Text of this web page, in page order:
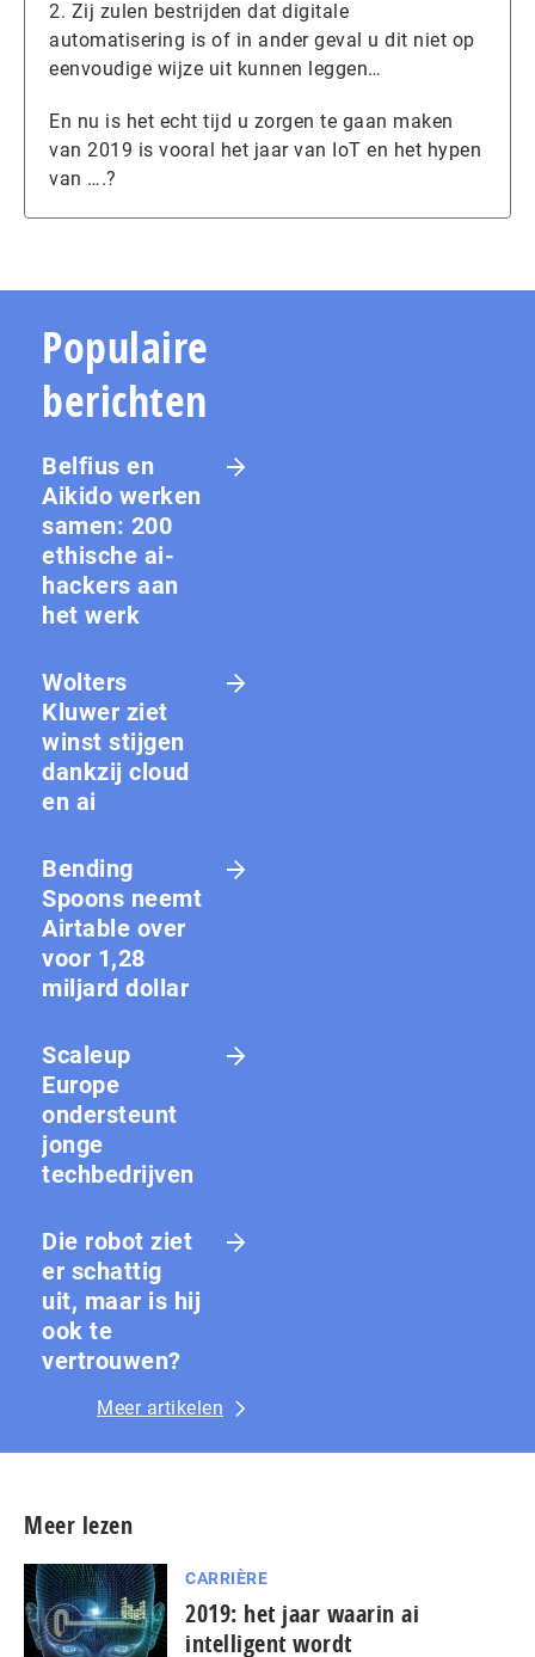
2. Zij zulen bestrijden dat digitale
automatisering is of in ander geval u dit niet op
eenvoudige wijze uit kunnen leggen…
En nu is het echt tijd u zorgen te gaan maken
van 2019 is vooral het jaar van IoT en het hypen
van ….?
Populaire
berichten
Belfius en
Aikido werken
samen: 200
ethische ai-
hackers aan
het werk
Wolters
Kluwer ziet
winst stijgen
dankzij cloud
en ai
Bending
Spoons neemt
Airtable over
voor 1,28
miljard dollar
Scaleup
Europe
ondersteunt
jonge
techbedrijven
Die robot ziet
er schattig
uit, maar is hij
ook te
vertrouwen?
Meer artikelen
Meer lezen
CARRIÈRE
2019: het jaar waarin ai
intelligent wordt